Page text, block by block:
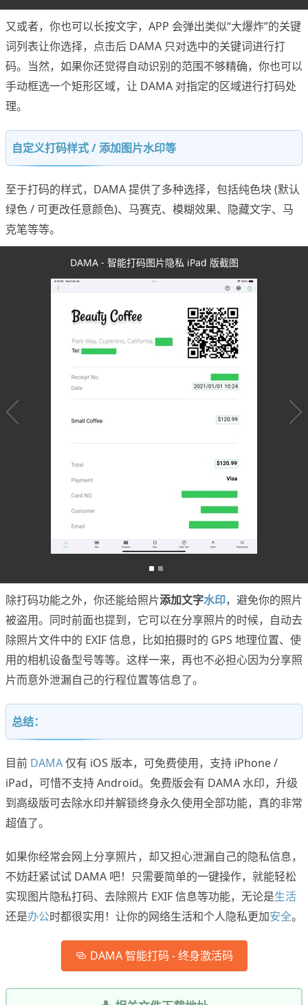
又或者，你也可以长按文字，APP 会弹出类似“大爆炸”的关键
词列表让你选择，点击后 DAMA 只对选中的关键词进行打
码。当然，如果你还觉得自动识别的范围不够精确，你也可以
手动框选一个矩形区域，让 DAMA 对指定的区域进行打码处
理。
自定义打码样式 / 添加图片水印等
至于打码的样式，DAMA 提供了多种选择，包括纯色块 (默认
绿色 / 可更改任意颜色)、马赛克、模糊效果、隐藏文字、马
克笔等等。
DAMA - 智能打码图片隐私 iPad 版截图
除打码功能之外，你还能给照片添加文字水印，避免你的照片
被盗用。同时前面也提到，它可以在分享照片的时候，自动去
除照片文件中的 EXIF 信息，比如拍摄时的 GPS 地理位置、使
用的相机设备型号等等。这样一来，再也不必担心因为分享照
片而意外泄漏自己的行程位置等信息了。
总结：
目前 DAMA仅有 iOS 版本，可免费使用，支持 iPhone /
iPad，可惜不支持 Android。免费版会有 DAMA 水印，升级
到高级版可去除水印并解锁终身永久使用全部功能，真的非常
超值了。
如果你经常会网上分享照片，却又担心泄漏自己的隐私信息，
不妨赶紧试试 DAMA 吧！只需要简单的一键操作，就能轻松
实现图片隐私打码、去除照片 EXIF 信息等功能，无论是生活
还是办公时都很实用！让你的网络生活和个人隐私更加安全。
DAMA 智能打码 - 终身激活码